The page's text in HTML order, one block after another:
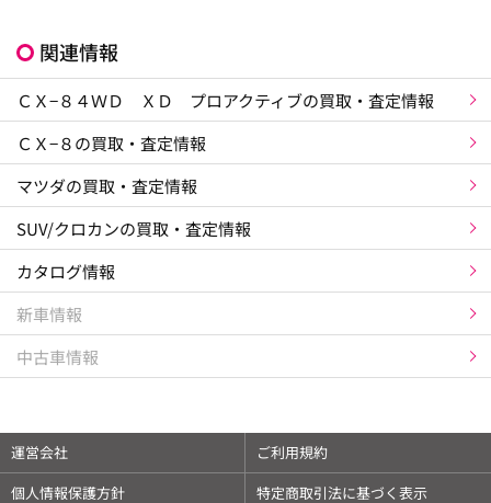
関連情報
ＣＸ−８４ＷＤ ＸＤ プロアクティブの買取・査定情報
ＣＸ−８の買取・査定情報
マツダの買取・査定情報
SUV/クロカンの買取・査定情報
カタログ情報
新車情報
中古車情報
運営会社
ご利用規約
個人情報保護方針
特定商取引法に基づく表示